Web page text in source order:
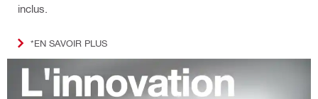
inclus.
*EN SAVOIR PLUS